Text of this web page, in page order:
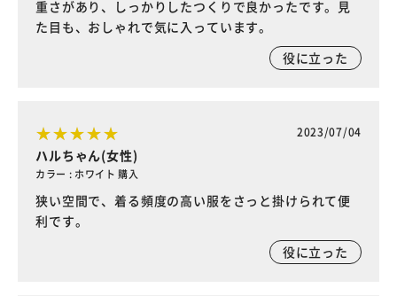
重さがあり、しっかりしたつくりで良かったです。見
た目も、おしゃれで気に入っています。
役に立った
2023/07/04
ハルちゃん(女性)
カラー : ホワイト 購入
狭い空間で、着る頻度の高い服をさっと掛けられて便
利です。
役に立った